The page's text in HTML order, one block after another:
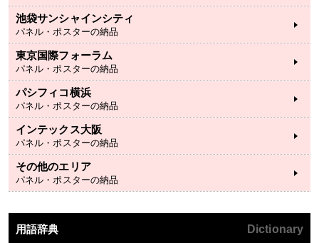
池袋サンシャインシティ
パネル・ポスターの納品
東京国際フォーラム
パネル・ポスターの納品
パシフィコ横浜
パネル・ポスターの納品
インテックス大阪
パネル・ポスターの納品
その他のエリア
パネル・ポスターの納品
用語辞典 Dictionary